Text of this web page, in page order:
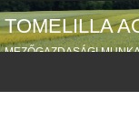
TOMELILLA
MEZŐGAZDASÁGI